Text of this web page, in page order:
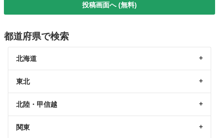
投稿画面へ (無料)
都道府県で検索
北海道
東北
北陸・甲信越
関東